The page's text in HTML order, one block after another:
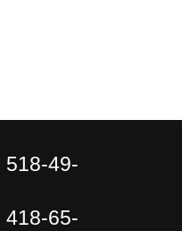
518-49-
418-65-